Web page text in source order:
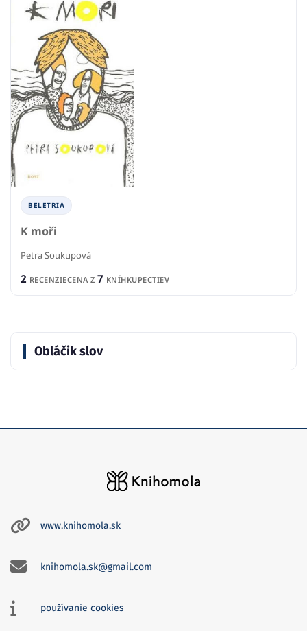
BELETRIA
K moři
Petra Soukupová
2 RECENZIECENA Z 7 KNÍHKUPECTIEV
Obláčik slov
www.knihomola.sk
knihomola.sk@gmail.com
používanie cookies